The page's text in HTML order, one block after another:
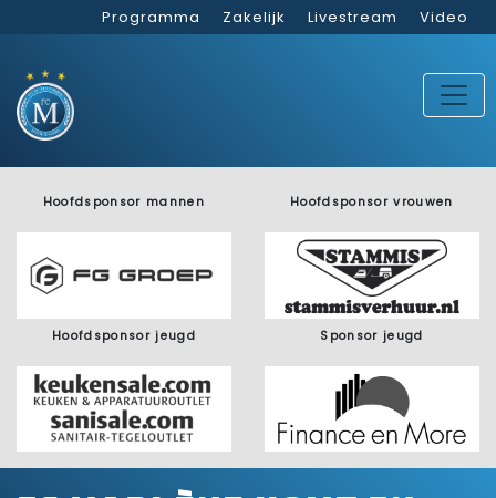
Programma Zakelijk Livestream Video
Hoofdsponsor mannen Hoofdsponsor vrouwen
Hoofdsponsor jeugd Sponsor jeugd